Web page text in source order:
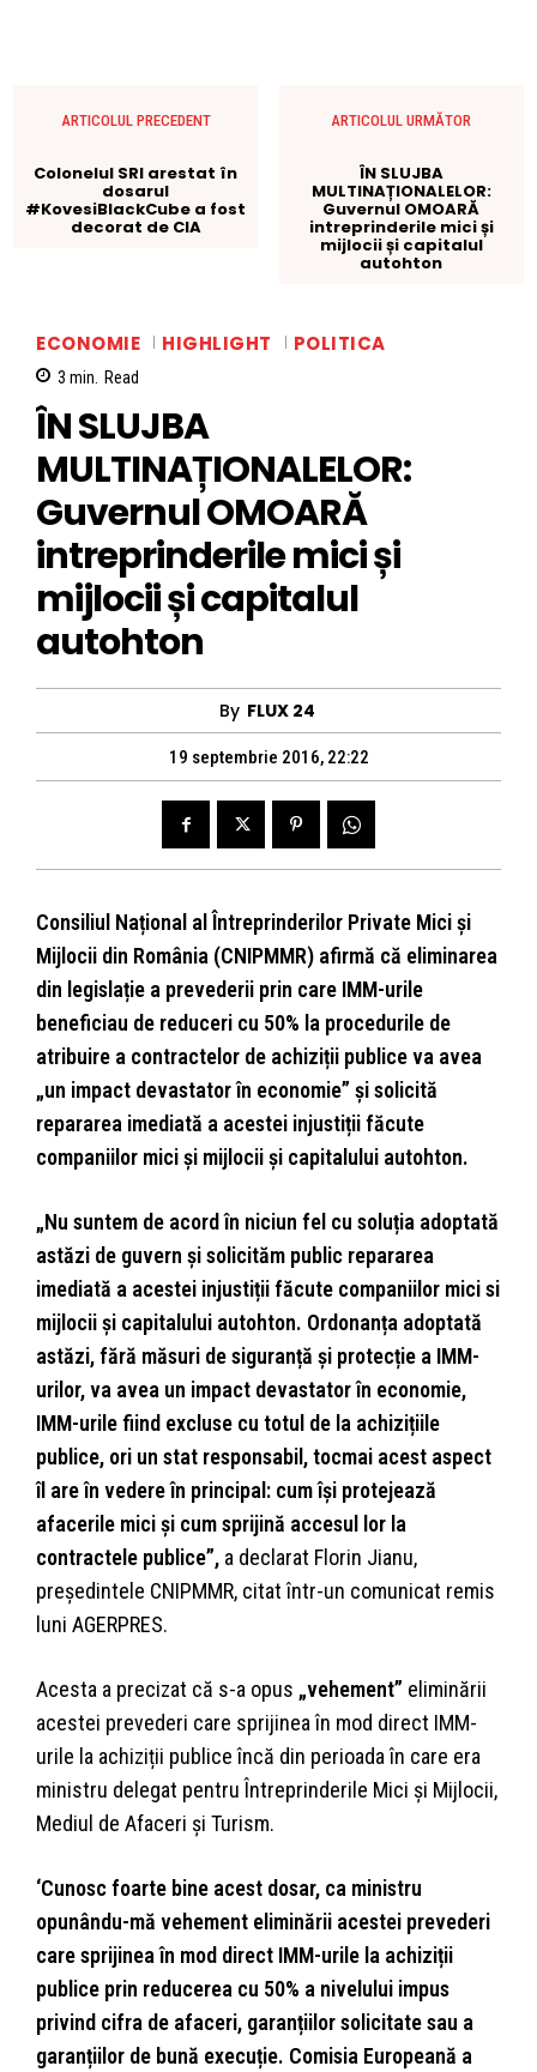
ARTICOLUL PRECEDENT
Colonelul SRI arestat în
dosarul
#KovesiBlackCube a fost
decorat de CIA
ARTICOLUL URMĂTOR
ÎN SLUJBA
MULTINAȚIONALELOR:
Guvernul OMOARĂ
intreprinderile mici și
mijlocii și capitalul
autohton